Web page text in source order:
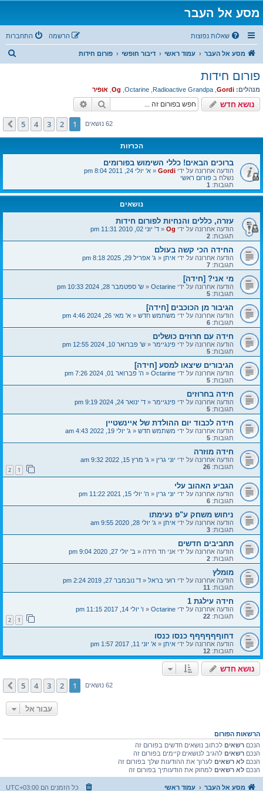
מסע אל העבר
שאלות נפוצות התחברות הרשמה
מסע אל העבר עמוד ראשי דיבור חופשי פורום חידות
ח
פורום חידות
מנהלים: Gordi
,
Radioactive Grandpa
,
Octarine
,
Og
, אופיר
נושא חדש חיפוש
62 נושאים 1
2
3
4
5 הבא
הכרזות
ברוכים הבאים! כללי השימוש בפורומים
הודעה אחרונה על ידי Gordi
«א' יולי 24, 2011 8:04 pm
נשלח בפורום ראשי
תגובות: 1
נושאים
עזרה, כללים והנחיות לפורום חידות
הודעה אחרונה על ידי Og
«ד' יוני 02, 2010 11:31 pm
תגובות: 2
החידה הכי קשה בעולם
הודעה אחרונה על ידי איתן«ג' אפריל 29, 2025 8:18 pm
תגובות: 7
מי אני? [חידה]
הודעה אחרונה על ידי Octarine
«ש' ספטמבר 28, 2024 10:33 pm
תגובות: 5
הגיבור מן הכוכבים [חידה]
הודעה אחרונה על ידי משתמש חדש«א' מאי 26, 2024 4:46 pm
תגובות: 6
חידה עם חרוזים כושלים
הודעה אחרונה על ידי פינגיימר«ש' פברואר 10, 2024 12:55 pm
תגובות: 5
הגיבורים שיצאו למסע [חידה]
הודעה אחרונה על ידי Octarine
«ה' פברואר 01, 2024 7:26 pm
תגובות: 5
חידה בחרוזים
הודעה אחרונה על ידי פינגיימר«ד' ינואר 24, 2024 9:19 pm
תגובות: 5
חידה לכבוד יום ההולדת של איינשטיין
הודעה אחרונה על ידי משתמש חדש«ג' יולי 19, 2022 4:43 am
תגובות: 5
חידה מוזרה
הודעה אחרונה על ידי יוני גרין«ג' מרץ 15, 2022 9:32 am
תגובות: 26
2
הגביע האהוב עלי
הודעה אחרונה על ידי יוני גרין«ה' יולי 15, 2021 11:22 pm
תגובות: 6
ניחוש משחק ע"פ נעימתו
הודעה אחרונה על ידי איתן«ג' יולי 28, 2020 9:55 am
תגובות: 3
תחביבים חדשים
הודעה אחרונה על ידי אני חד חידה«ב' יולי 27, 2020 9:04 pm
תגובות: 2
מומלץ
הודעה אחרונה על ידי רועי בראל«ד' נובמבר 27, 2019 2:24 pm
תגובות: 11
חידה עילגת 1
הודעה אחרונה על ידי Octarine
«ו' יולי 14, 2017 11:15 pm
תגובות: 22
2
דחוףףףףףף כנסו כנסו
הודעה אחרונה על ידי איתן«א' יוני 11, 2017 1:57 pm
תגובות: 12
נושא חדש
62 נושאים 1
2
3
4
5 הבא
עבור אל
הרשאות הפורום
הנכם רשאיםלכתוב נושאים חדשים בפורום זה
הנכם רשאיםלהגיב לנושאים קיימים בפורום זה
הנכם לא רשאיםלערוך את ההודעות שלך בפורום זה
הנכם לא רשאיםלמחוק את הודעותיך בפורום זה
מסע אל העבר עמוד ראשי כל הזמנים הם UTC+03:00